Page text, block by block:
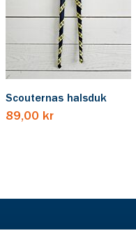
Scouternas halsduk
89,00 kr